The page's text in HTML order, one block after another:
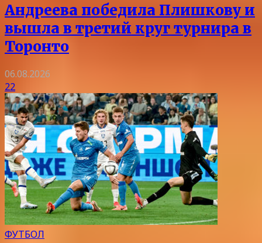
Андреева победила Плишкову и
вышла в третий круг турнира в
Торонто
06.08.2026
22
ФУТБОЛ